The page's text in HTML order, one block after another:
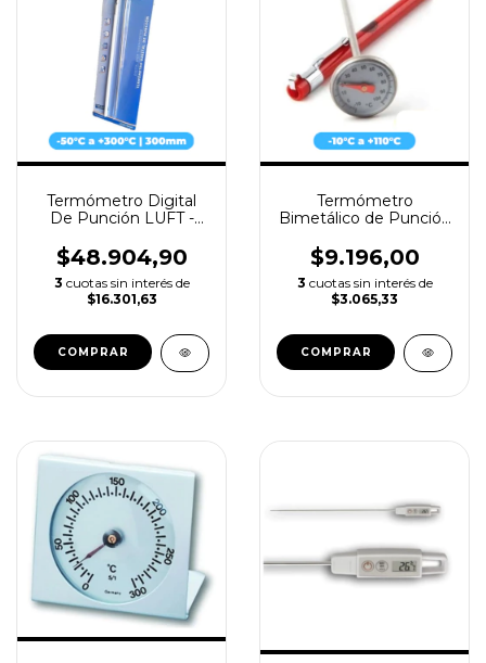
Termómetro Digital
De Punción LUFT -
Inoxidable 300mm
$48.904,90
3 cuotas sin interés de
$16.301,63
Termómetro
Bimetálico de Punción
$9.196,00
3 cuotas sin interés de
$3.065,33